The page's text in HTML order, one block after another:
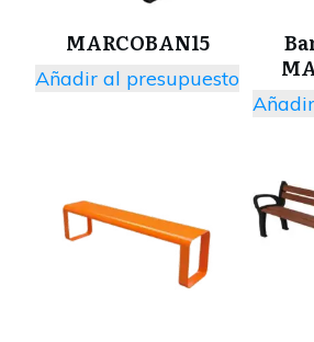
MARCOBAN15
Añadir al presupuesto